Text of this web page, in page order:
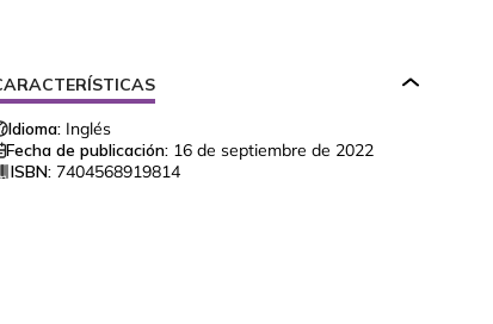
Idioma: Inglés
Fecha de publicación: 16 de septiembre de 2022
ISBN: 7404568919814